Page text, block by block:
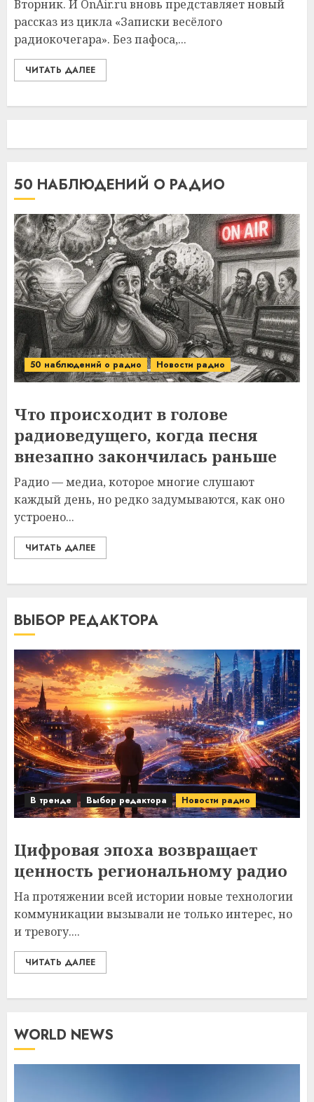
Вторник. И OnAir.ru вновь представляет новый
рассказ из цикла «Записки весёлого
радиокочегара». Без пафоса,...
ЧИТАТЬ ДАЛЕЕ
50 НАБЛЮДЕНИЙ О РАДИО
50 наблюдений о радио Новости радио
Что происходит в голове
радиоведущего, когда песня
внезапно закончилась раньше
Радио — медиа, которое многие слушают
каждый день, но редко задумываются, как оно
устроено...
ЧИТАТЬ ДАЛЕЕ
ВЫБОР РЕДАКТОРА
В тренде Выбор редактора Новости радио
Цифровая эпоха возвращает
ценность региональному радио
На протяжении всей истории новые технологии
коммуникации вызывали не только интерес, но
и тревогу....
ЧИТАТЬ ДАЛЕЕ
WORLD NEWS